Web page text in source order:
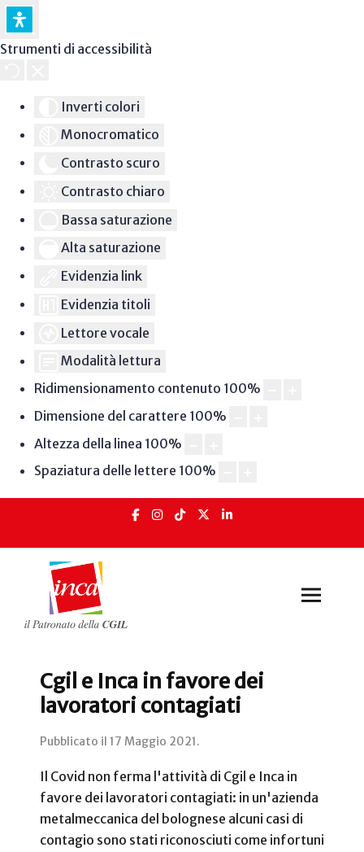
Strumenti di accessibilità
Inverti colori
Monocromatico
Contrasto scuro
Contrasto chiaro
Bassa saturazione
Alta saturazione
Evidenzia link
Evidenzia titoli
Lettore vocale
Modalità lettura
Ridimensionamento contenuto 100%
Dimensione del carattere 100%
Altezza della linea 100%
Spaziatura delle lettere 100%
Cgil e Inca in favore dei
lavoratori contagiati
Pubblicato il 17 Maggio 2021.
Il Covid non ferma l'attività di Cgil e Inca in
favore dei lavoratori contagiati: in un'azienda
metalmeccanica del bolognese alcuni casi di
contagio sono stati riconosciuti come infortuni